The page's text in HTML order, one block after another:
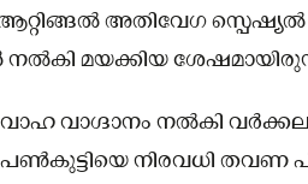
അതിവേഗ
നൽകി മയക്കിയ
വാഗ്ദാനം നൽകി
നിരവധി തവണ